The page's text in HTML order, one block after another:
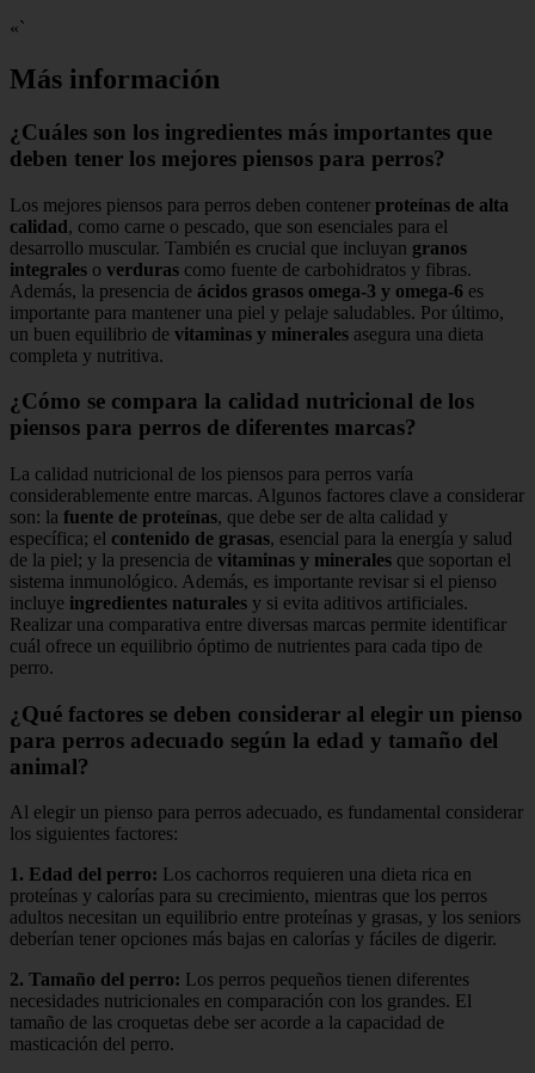
«`
Más información
¿Cuáles son los ingredientes más importantes que
deben tener los mejores piensos para perros?
Los mejores piensos para perros deben contener proteínas de alta
calidad, como carne o pescado, que son esenciales para el
desarrollo muscular. También es crucial que incluyan granos
integrales o verduras como fuente de carbohidratos y fibras.
Además, la presencia de ácidos grasos omega-3 y omega-6 es
importante para mantener una piel y pelaje saludables. Por último,
un buen equilibrio de vitaminas y minerales asegura una dieta
completa y nutritiva.
¿Cómo se compara la calidad nutricional de los
piensos para perros de diferentes marcas?
La calidad nutricional de los piensos para perros varía
considerablemente entre marcas. Algunos factores clave a considerar
son: la fuente de proteínas, que debe ser de alta calidad y
específica; el contenido de grasas, esencial para la energía y salud
de la piel; y la presencia de vitaminas y minerales que soportan el
sistema inmunológico. Además, es importante revisar si el pienso
incluye ingredientes naturales y si evita aditivos artificiales.
Realizar una comparativa entre diversas marcas permite identificar
cuál ofrece un equilibrio óptimo de nutrientes para cada tipo de
perro.
¿Qué factores se deben considerar al elegir un pienso
para perros adecuado según la edad y tamaño del
animal?
Al elegir un pienso para perros adecuado, es fundamental considerar
los siguientes factores:
1. Edad del perro: Los cachorros requieren una dieta rica en
proteínas y calorías para su crecimiento, mientras que los perros
adultos necesitan un equilibrio entre proteínas y grasas, y los seniors
deberían tener opciones más bajas en calorías y fáciles de digerir.
2. Tamaño del perro: Los perros pequeños tienen diferentes
necesidades nutricionales en comparación con los grandes. El
tamaño de las croquetas debe ser acorde a la capacidad de
masticación del perro.